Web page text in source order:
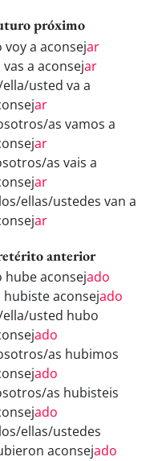
próximo
voy a aconsejar
a aconsejar
usted va a
ar
as vamos a
ar
as vais a
ar
ellas/ustedes van a
ar
anterior
hube aconsejado
hubiste aconsejado
ella/usted hubo
ado
as hubimos
ado
as hubisteis
ado
ellas/ustedes
aconsejado